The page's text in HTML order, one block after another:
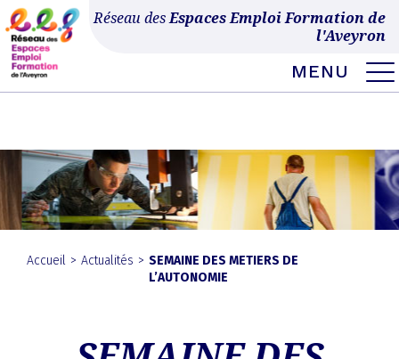
Ce site utilise Google Analytics. En continuant à naviguer, vous nous autorisez à
déposer un cookie à des fins de mesure d'audience.En savoir plus ou
Skip
to
content
Réseau desEspaces Emploi Formation de
l'Aveyron
MENU
MENU
EXPAND
Accueil > Actualités > SEMAINE DES METIERS DE
L’AUTONOMIE